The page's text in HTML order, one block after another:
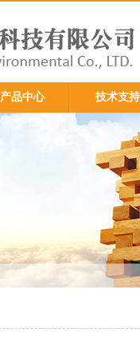
产品中心 技术支持